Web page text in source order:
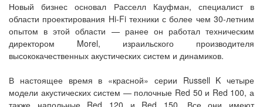
Новый бизнес основал Расселл Кауфман, специалист в
области проектирования Hi-Fi техники с более чем 30-летним
опытом в этой области — ранее он работал техническим
директором Morel, израильского производителя
высококачественных акустических систем и динамиков.
В настоящее время в «красной» серии Russell K четыре
модели акустических систем — полочные Red 50 и Red 100, а